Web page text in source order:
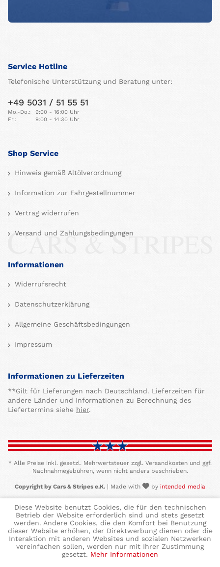
Service Hotline
Telefonische Unterstützung und Beratung unter:
+49 5031 / 51 55 51
Mo.-Do.:
9:00 - 16:00 Uhr
Fr.:
9:00 - 14:30 Uhr
Shop Service
Hinweis gemäß Altölverordnung
Information zur Fahrgestellnummer
Vertrag widerrufen
Versand und Zahlungsbedingungen
Informationen
Widerrufsrecht
Datenschutzerklärung
Allgemeine Geschäftsbedingungen
Impressum
Informationen zu Lieferzeiten
**Gilt für Lieferungen nach Deutschland. Lieferzeiten für
andere Länder und Informationen zu Berechnung des
Liefertermins siehe hier.
* Alle Preise inkl. gesetzl. Mehrwertsteuer zzgl. Versandkosten und ggf.
Nachnahmegebühren, wenn nicht anders beschrieben.
Copyright by Cars & Stripes e.K. | Made with by intended media
Diese Website benutzt Cookies, die für den technischen
Betrieb der Website erforderlich sind und stets gesetzt
werden. Andere Cookies, die den Komfort bei Benutzung
dieser Website erhöhen, der Direktwerbung dienen oder die
Interaktion mit anderen Websites und sozialen Netzwerken
vereinfachen sollen, werden nur mit Ihrer Zustimmung
gesetzt. Mehr Informationen